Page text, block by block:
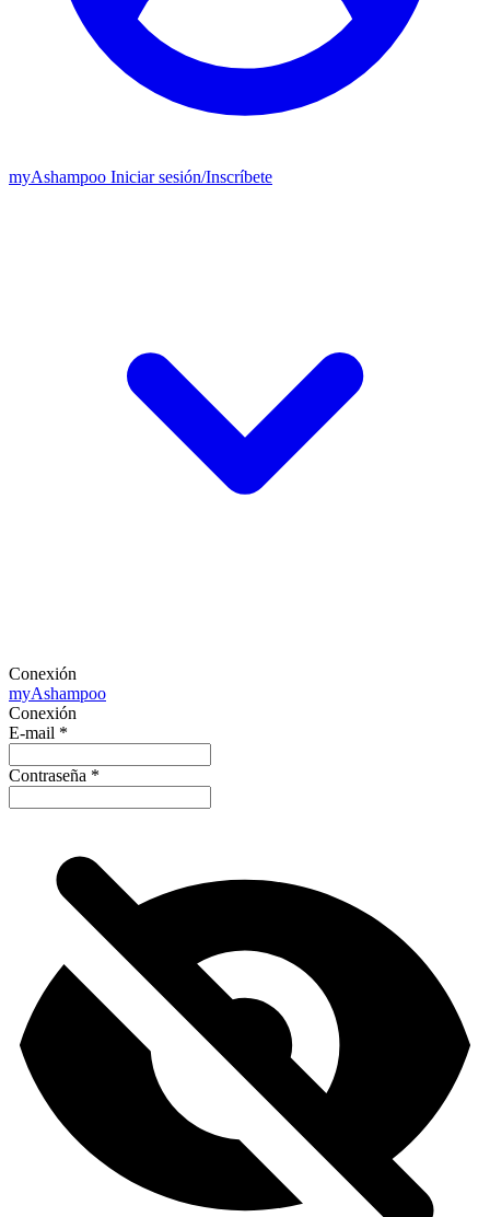
myAshampoo Iniciar sesión/Inscríbete
Conexión
myAshampoo
Conexión
E-mail *
Contraseña *